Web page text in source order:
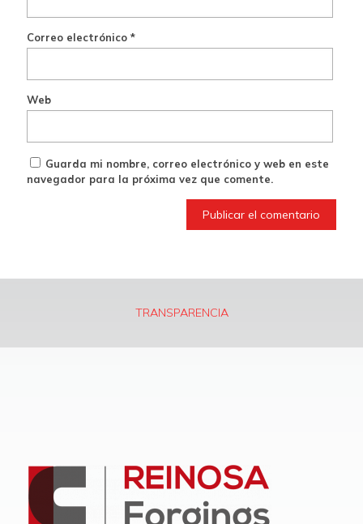
Correo electrónico *
Web
Guarda mi nombre, correo electrónico y web en este
navegador para la próxima vez que comente.
TRANSPARENCIA